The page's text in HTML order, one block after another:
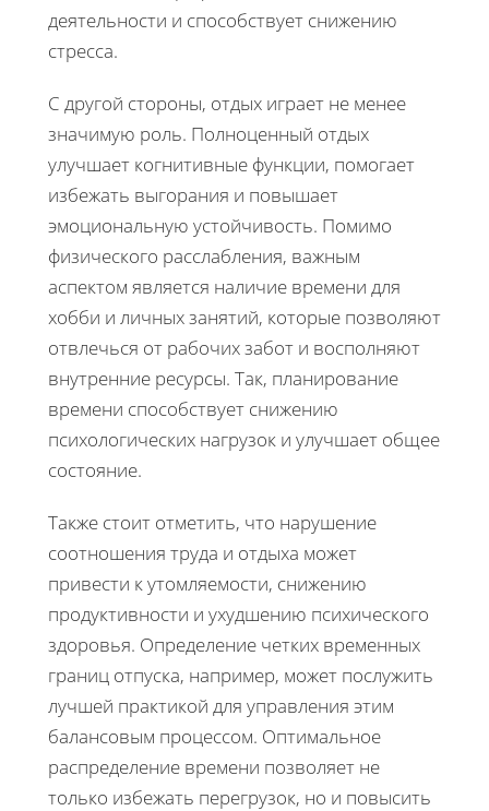
деятельности и способствует снижению
стресса.
С другой стороны, отдых играет не менее
значимую роль. Полноценный отдых
улучшает когнитивные функции, помогает
избежать выгорания и повышает
эмоциональную устойчивость. Помимо
физического расслабления, важным
аспектом является наличие времени для
хобби и личных занятий, которые позволяют
отвлечься от рабочих забот и восполняют
внутренние ресурсы. Так, планирование
времени способствует снижению
психологических нагрузок и улучшает общее
состояние.
Также стоит отметить, что нарушение
соотношения труда и отдыха может
привести к утомляемости, снижению
продуктивности и ухудшению психического
здоровья. Определение четких временных
границ отпуска, например, может послужить
лучшей практикой для управления этим
балансовым процессом. Оптимальное
распределение времени позволяет не
только избежать перегрузок, но и повысить